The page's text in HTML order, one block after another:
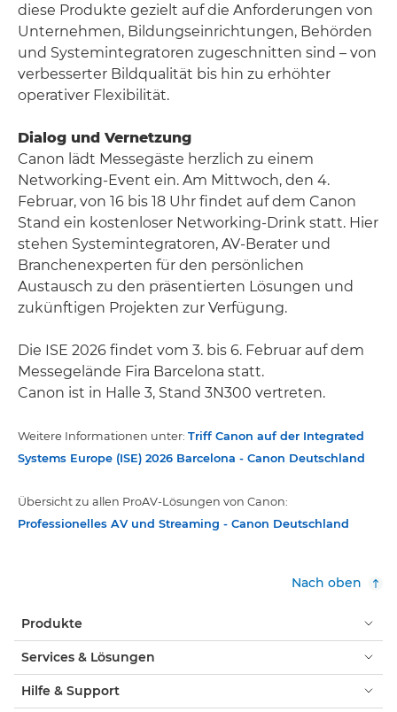
diese Produkte gezielt auf die Anforderungen von
Unternehmen, Bildungseinrichtungen, Behörden
und Systemintegratoren zugeschnitten sind – von
verbesserter Bildqualität bis hin zu erhöhter
operativer Flexibilität.
Dialog und Vernetzung
Canon lädt Messegäste herzlich zu einem
Networking-Event ein. Am Mittwoch, den 4.
Februar, von 16 bis 18 Uhr findet auf dem Canon
Stand ein kostenloser Networking-Drink statt. Hier
stehen Systemintegratoren, AV-Berater und
Branchenexperten für den persönlichen
Austausch zu den präsentierten Lösungen und
zukünftigen Projekten zur Verfügung.
Die ISE 2026 findet vom 3. bis 6. Februar auf dem
Messegelände Fira Barcelona statt.
Canon ist in Halle 3, Stand 3N300 vertreten.
Weitere Informationen unter: Triff Canon auf der Integrated
Systems Europe (ISE) 2026 Barcelona - Canon Deutschland
Übersicht zu allen ProAV-Lösungen von Canon:
Professionelles AV und Streaming - Canon Deutschland
Nach oben
Produkte
Services & Lösungen
Hilfe & Support